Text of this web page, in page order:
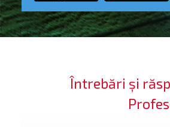
mobilă
te
Întrebări și